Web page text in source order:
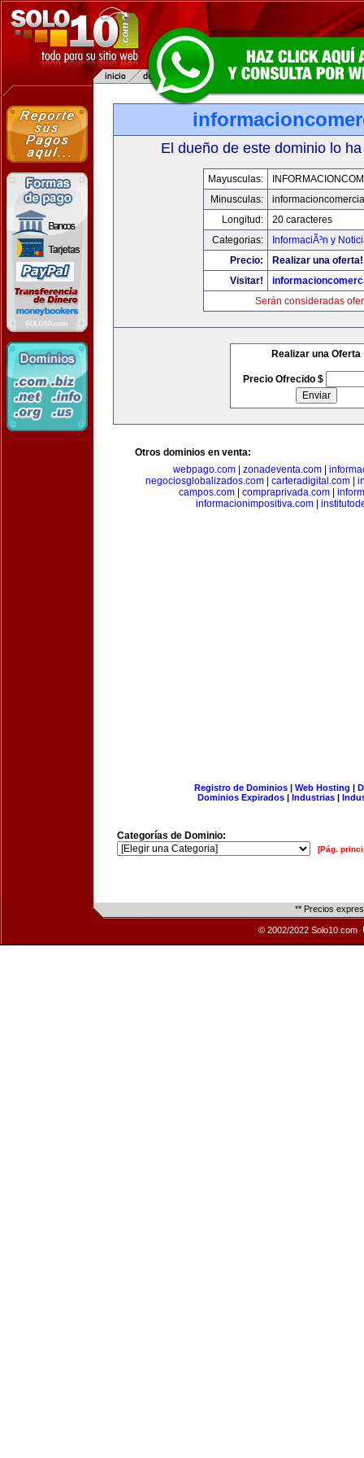
El dueño de este dominio lo
Mayusculas:
Minusculas:
Longitud:
20 caracteres
Categorias:
InformaciÃ³n y
Precio:
Realizar una oferta!
Visitar!
Serán consideradas
Realizar una Oferta
Precio Ofrecido $
Otros dominios en venta:
webpago.com
zonadeventa.com
negociosglobalizados.com
carteradigital.com
campos.com
compraprivada.com
informacionimpositiva.com
Registro de Dominios| Web Hosting |
Dominios Expirados | Industrias |
Categorías de Dominio:
[Pág.
** Precios
© 2002/2022 Solo10.com